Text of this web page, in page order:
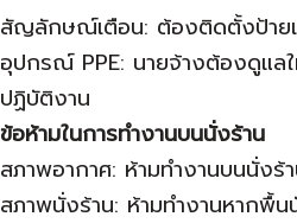
สัญลักษณ์เตือน: ต้องติดตั้งป้ายเ
อุปกรณ์ PPE: นายจ้างต้องดูแล
ปฏิบัติงาน
ข้อห้ามในการทำงานบนนั่งร้าน
สภาพอากาศ: ห้ามทำงานบนนั่ง
สภาพนั่งร้าน: ห้ามทำงานหากพื้